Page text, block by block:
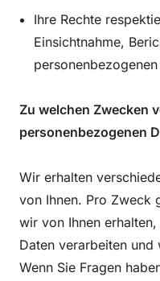
Ihre Rechte
Einsichtnahme,
Zu welchen Zwecken
personenbezogenen
Wir erhalten
von Ihnen. Pro Zweck
wir von Ihnen
Daten verarbeiten
Wenn Sie Fragen